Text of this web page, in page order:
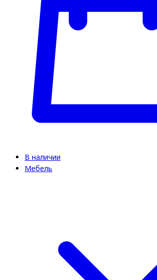
В наличии
Мебель